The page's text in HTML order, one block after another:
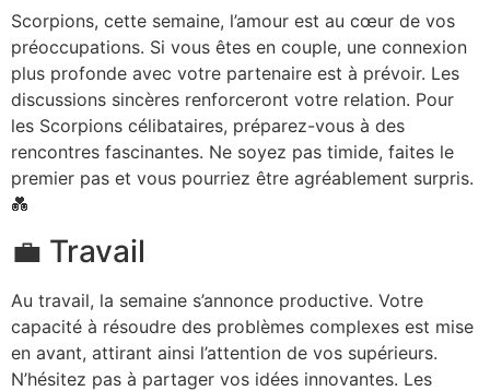
Scorpions, cette semaine, l’amour est au cœur de vos
préoccupations. Si vous êtes en couple, une connexion
plus profonde avec votre partenaire est à prévoir. Les
discussions sincères renforceront votre relation. Pour
les Scorpions célibataires, préparez-vous à des
rencontres fascinantes. Ne soyez pas timide, faites le
premier pas et vous pourriez être agréablement surpris.
💑
💼 Travail
Au travail, la semaine s’annonce productive. Votre
capacité à résoudre des problèmes complexes est mise
en avant, attirant ainsi l’attention de vos supérieurs.
N’hésitez pas à partager vos idées innovantes. Les